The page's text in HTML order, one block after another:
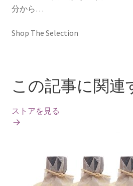
分から…
Shop The Selection
この記事に関連
ストアを見る